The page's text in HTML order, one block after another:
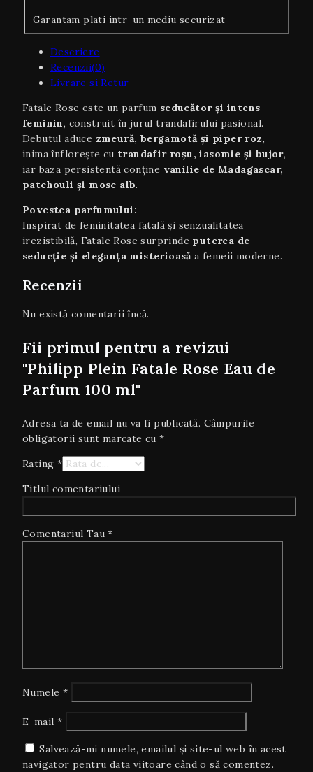
Garantam plati intr-un mediu securizat
Descriere
Recenzii(0)
Livrare si Retur
Fatale Rose este un parfum seducător și intens
feminin, construit în jurul trandafirului pasional.
Debutul aduce zmeură, bergamotă și piper roz,
inima înflorește cu trandafir roșu, iasomie și bujor,
iar baza persistentă conține vanilie de Madagascar,
patchouli și mosc alb.
Povestea parfumului:
Inspirat de feminitatea fatală și senzualitatea
irezistibilă, Fatale Rose surprinde puterea de
seducție și eleganța misterioasă a femeii moderne.
Recenzii
Nu există comentarii încă.
Fii primul pentru a revizui
"Philipp Plein Fatale Rose Eau de
Parfum 100 ml"
Adresa ta de email nu va fi publicată. Câmpurile
obligatorii sunt marcate cu*
Rating *
Titlul comentariului
Comentariul Tau*
Numele *
E-mail *
Salvează-mi numele, emailul și site-ul web în acest
navigator pentru data viitoare când o să comentez.